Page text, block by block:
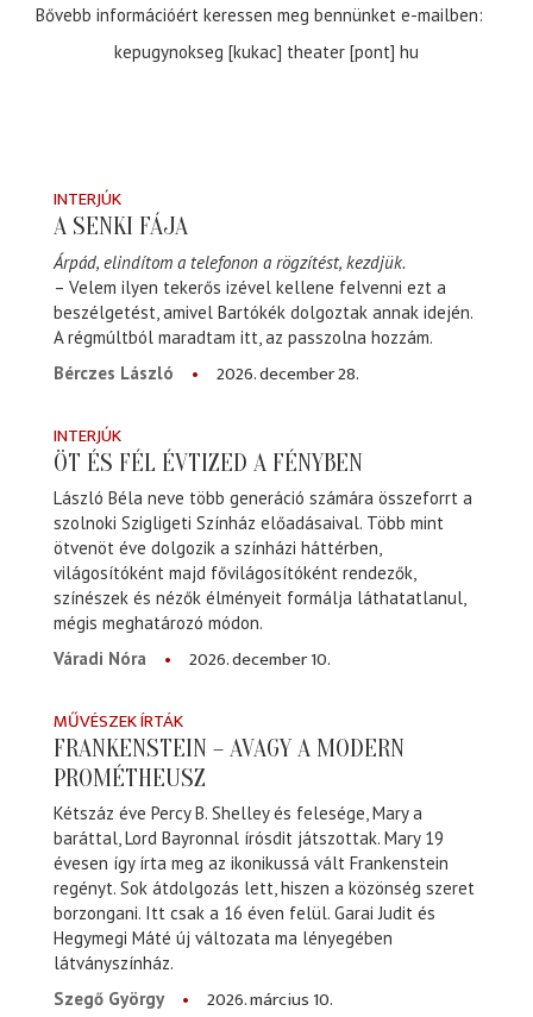
Bővebb információért keressen meg bennünket e-mailben:
kepugynokseg [kukac] theater [pont] hu
INTERJÚK
A SENKI FÁJA
Árpád, elindítom a telefonon a rögzítést, kezdjük.
– Velem ilyen tekerős izével kellene felvenni ezt a
beszélgetést, amivel Bartókék dolgoztak annak idején.
A régmúltból maradtam itt, az passzolna hozzám.
Bérczes László
2026. december 28.
INTERJÚK
ÖT ÉS FÉL ÉVTIZED A FÉNYBEN
László Béla neve több generáció számára összeforrt a
szolnoki Szigligeti Színház előadásaival. Több mint
ötvenöt éve dolgozik a színházi háttérben,
világosítóként majd fővilágosítóként rendezők,
színészek és nézők élményeit formálja láthatatlanul,
mégis meghatározó módon.
Váradi Nóra
2026. december 10.
MŰVÉSZEK ÍRTÁK
FRANKENSTEIN – AVAGY A MODERN
PROMÉTHEUSZ
Kétszáz éve Percy B. Shelley és felesége, Mary a
baráttal, Lord Bayronnal írósdit játszottak. Mary 19
évesen így írta meg az ikonikussá vált Frankenstein
regényt. Sok átdolgozás lett, hiszen a közönség szeret
borzongani. Itt csak a 16 éven felül. Garai Judit és
Hegymegi Máté új változata ma lényegében
látványszínház.
Szegő György
2026. március 10.